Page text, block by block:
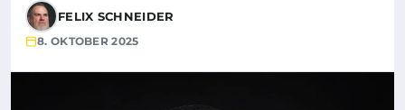
FELIX SCHNEIDER
8. OKTOBER 2025